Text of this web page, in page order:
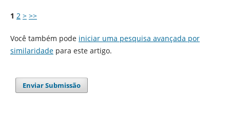
1 2 > >>
Você também pode iniciar uma pesquisa avançada por
similaridadepara este artigo.
Enviar Submissão